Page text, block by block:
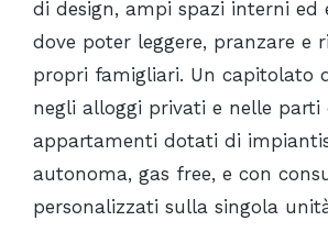
di design, ampi spazi interni ed
dove poter leggere, pranzare e
propri famigliari. Un capitolato
negli alloggi privati e nelle parti
appartamenti dotati di
autonoma, gas free, e con
personalizzati sulla singola